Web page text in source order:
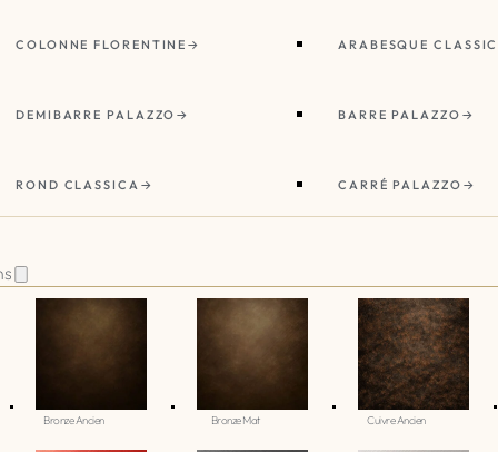
COLONNE FLORENTINE ARABESQUE
DEMIBARRE PALAZZO BARRE PALAZZO
ROND CLASSICA CARRÉ PALAZZO
Bronze Ancien Bronze Mat Cuivre Ancien